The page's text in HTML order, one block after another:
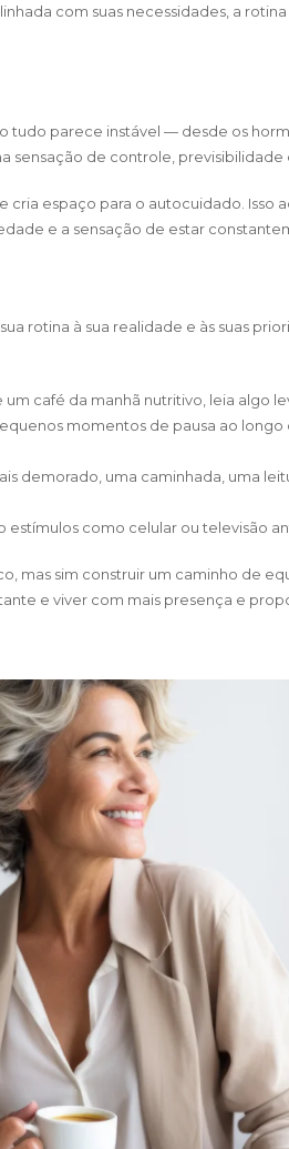
com suas necessidades, a
tudo parece instável — desde os
de controle, previsibilidade
cria espaço para o autocuidado.
e a sensação de estar
rotina à sua realidade e às suas
café da manhã nutritivo, leia algo
momentos de pausa ao
demorado, uma caminhada, uma
estímulos como celular ou televisão
mas sim construir um caminho de
e viver com mais presença e